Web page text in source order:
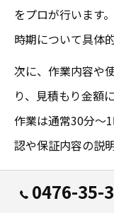
をプロが行います
時期について具体
次に、作業内容や
り、見積もり金額
作業は通常30分〜
認や保証内容の説
万が一のトラブ
か、修理証明書
0476-35-